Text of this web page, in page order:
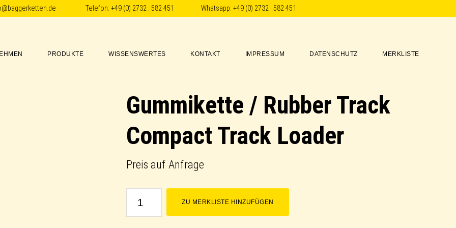
Telefon: +49 (0) 2732 . 582 451 Whatsapp: +49 (0) 2732 . 582 451
PRODUKTE WISSENSWERTES KONTAKT IMPRESSUM DATENSCHUTZ MERKLISTE
Gummikette / Rubber Track
Compact Track Loader
Preis auf Anfrage
ZU MERKLISTE HINZUFÜGEN